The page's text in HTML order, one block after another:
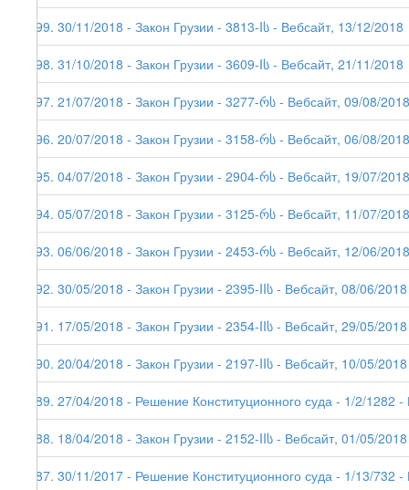
199. 30/11/2018 - Закон Грузии - 3813-Iს - Вебсайт, 13/12/2018
198. 31/10/2018 - Закон Грузии - 3609-Iს - Вебсайт, 21/11/2018
197. 21/07/2018 - Закон Грузии - 3277-რს - Вебсайт, 09/08/2018
196. 20/07/2018 - Закон Грузии - 3158-რს - Вебсайт, 06/08/2018
195. 04/07/2018 - Закон Грузии - 2904-რს - Вебсайт, 19/07/2018
194. 05/07/2018 - Закон Грузии - 3125-რს - Вебсайт, 11/07/2018
193. 06/06/2018 - Закон Грузии - 2453-რს - Вебсайт, 12/06/2018
192. 30/05/2018 - Закон Грузии - 2395-IIს - Вебсайт, 08/06/2018
191. 17/05/2018 - Закон Грузии - 2354-IIს - Вебсайт, 29/05/2018
190. 20/04/2018 - Закон Грузии - 2197-IIს - Вебсайт, 10/05/2018
189. 27/04/2018 - Решение Конституционного суда - 1/2/1282
188. 18/04/2018 - Закон Грузии - 2152-IIს - Вебсайт, 01/05/2018
187. 30/11/2017 - Решение Конституционного суда - 1/13/732